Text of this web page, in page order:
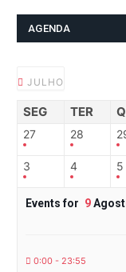
AGENDA
JULHO
SEG TER
27 28
3 4 5
Events for 9
0:00 - 23:55